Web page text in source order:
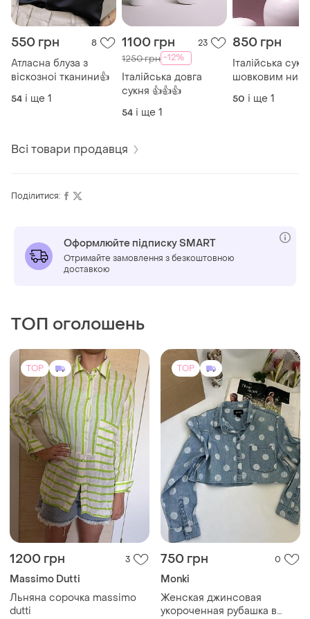
550 грн 8
Атласна блуза з
віскозноі тканини👍
54 і ще 1
1100 грн 23
1250 грн -12%
Італійська довга
сукня 👍👍👍
54 і ще 1
850 грн
Італійська
шовковим
👍
50 і ще 1
Всі товари продавця
Поділитися:
Оформлюйте підписку SMART
Отримайте замовлення з безкоштовною
доставкою
ТОП оголошень
TOP
1200 грн 3
Massimo Dutti
Льняна сорочка massimo
dutti
TOP
750 грн 0
Monki
Женская джинсовая
укороченная рубашка в